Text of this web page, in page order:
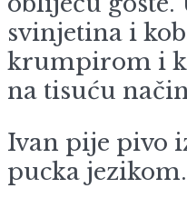
svinjetina i
krumpirom i
na tisuću
Ivan pije pivo
pucka jezikom.